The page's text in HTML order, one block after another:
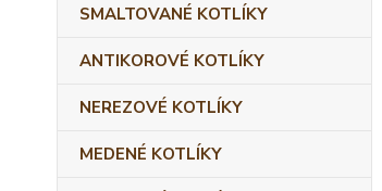
SMALTOVANÉ KOTLÍKY
ANTIKOROVÉ KOTLÍKY
NEREZOVÉ KOTLÍKY
MEDENÉ KOTLÍKY